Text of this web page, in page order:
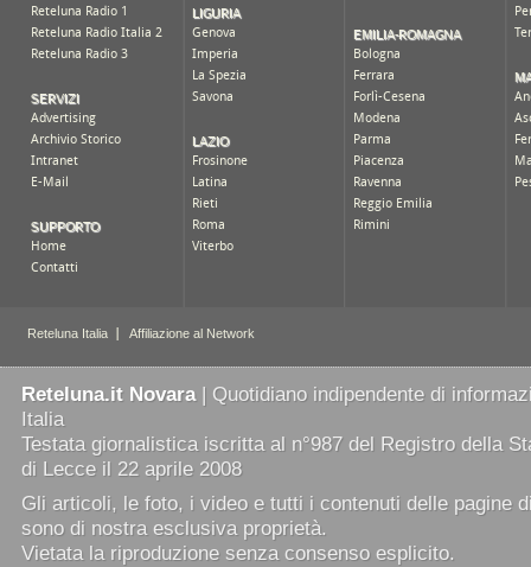
Reteluna.it Novara| Quotidiano indipendente di
Italia
Testata giornalistica iscritta al n°987 del Registro della
di Lecce il 22 aprile 2008
Gli articoli, le foto, i video e tutti i contenuti delle pagine
sono di nostra esclusiva proprietà.
Vietata la riproduzione senza consenso esplicito.